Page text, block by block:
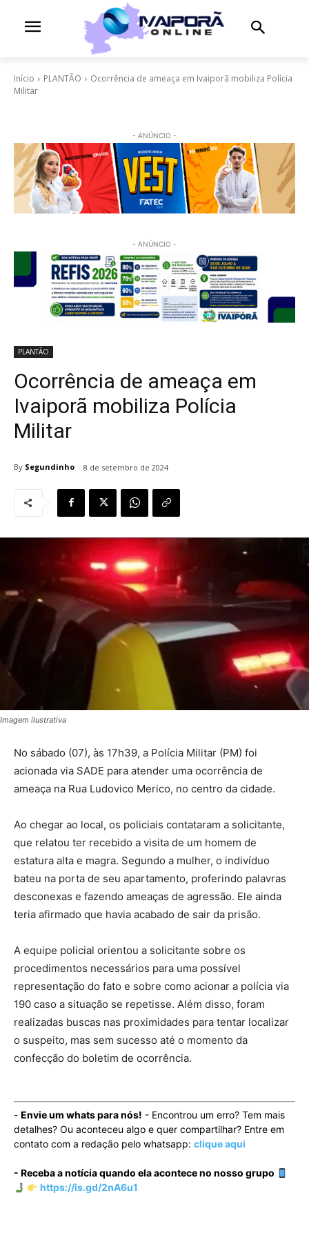
Início PLANTÃO
Ocorrência de ameaça em Ivaiporã mobiliza Polícia
Militar
- ANÚNCIO -
- ANÚNCIO -
PLANTÃO
Ocorrência de ameaça em
Ivaiporã mobiliza Polícia
Militar
By Segundinho 8 de setembro de 2024
Imagem ilustrativa
No sábado (07), às 17h39, a Polícia Militar (PM) foi
acionada via SADE para atender uma ocorrência de
ameaça na Rua Ludovico Merico, no centro da cidade.
Ao chegar ao local, os policiais contataram a solicitante,
que relatou ter recebido a visita de um homem de
estatura alta e magra. Segundo a mulher, o indivíduo
bateu na porta de seu apartamento, proferindo palavras
desconexas e fazendo ameaças de agressão. Ele ainda
teria afirmado que havia acabado de sair da prisão.
A equipe policial orientou a solicitante sobre os
procedimentos necessários para uma possível
representação do fato e sobre como acionar a polícia via
190 caso a situação se repetisse. Além disso, foram
realizadas buscas nas proximidades para tentar localizar
o suspeito, mas sem sucesso até o momento da
confecção do boletim de ocorrência.
- Envie um whats para nós! - Encontrou um erro? Tem mais
detalhes? Ou aconteceu algo e quer compartilhar? Entre em
contato com a redação pelo whatsapp: clique aqui
- Receba a notícia quando ela acontece no nosso grupo
https://is.gd/2nA6u1